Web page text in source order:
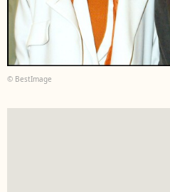
© BestImage